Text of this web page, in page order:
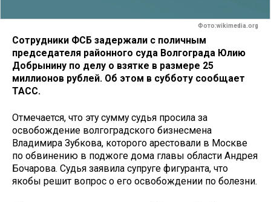
Фото:wikimedia.org
Сотрудники ФСБ задержали с поличным
председателя районного суда Волгограда Юлию
Добрынину по делу о взятке в размере 25
миллионов рублей. Об этом в субботу сообщает
ТАСС.
Отмечается, что эту сумму судья просила за
освобождение волгоградского бизнесмена
Владимира Зубкова, которого арестовали в Москве
по обвинению в поджоге дома главы области Андрея
Бочарова. Судья заявила супруге фигуранта, что
якобы решит вопрос о его освобождении по болезни.